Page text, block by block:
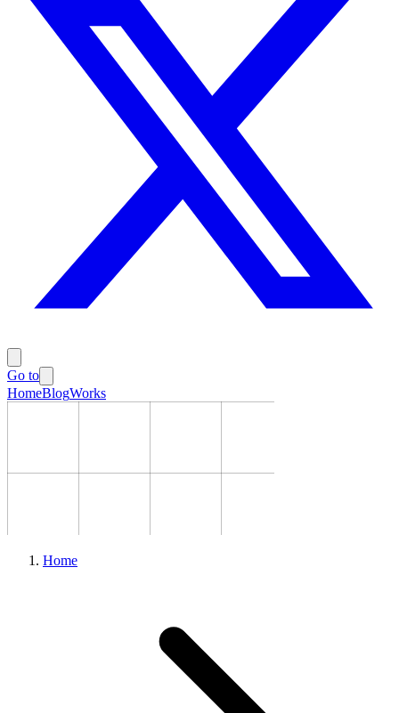
Go to
HomeBlogWorks
Home